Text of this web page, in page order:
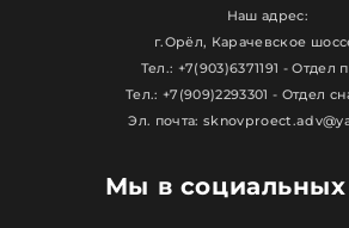
Мы в социальных
Наш адрес:
г.Орёл, Карачевское
Тел.: +7(903)6371191 - Отдел
Тел.: +7(909)2293301 - Отдел
Эл. почта: